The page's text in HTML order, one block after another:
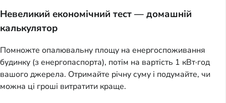
Невеликий економічний тест — домашній
калькулятор
Помножте опалювальну площу на енергоспоживання
будинку (з енергопаспорта), потім на вартість 1 кВт·год
вашого джерела. Отримайте річну суму і подумайте, чи
можна ці гроші витратити краще.